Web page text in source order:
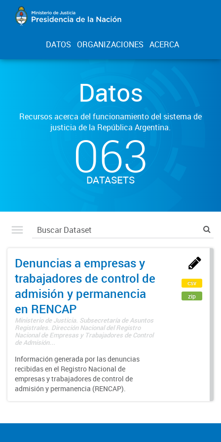
DATOS ORGANIZACIONES ACERCA
Datos
Recursos acerca del funcionamiento del sistema de
justicia de la República Argentina.
063
DATASETS
Denuncias a empresas y
trabajadores de control de
admisión y permanencia
en RENCAP
Ministerio de Justicia. Subsecretaría de Asuntos
Registrales. Dirección Nacional del Registro
Nacional de Empresas y Trabajadores de Control
de Admisión...
Información generada por las denuncias
recibidas en el Registro Nacional de
empresas y trabajadores de control de
admisión y permanencia (RENCAP).
csv
zip